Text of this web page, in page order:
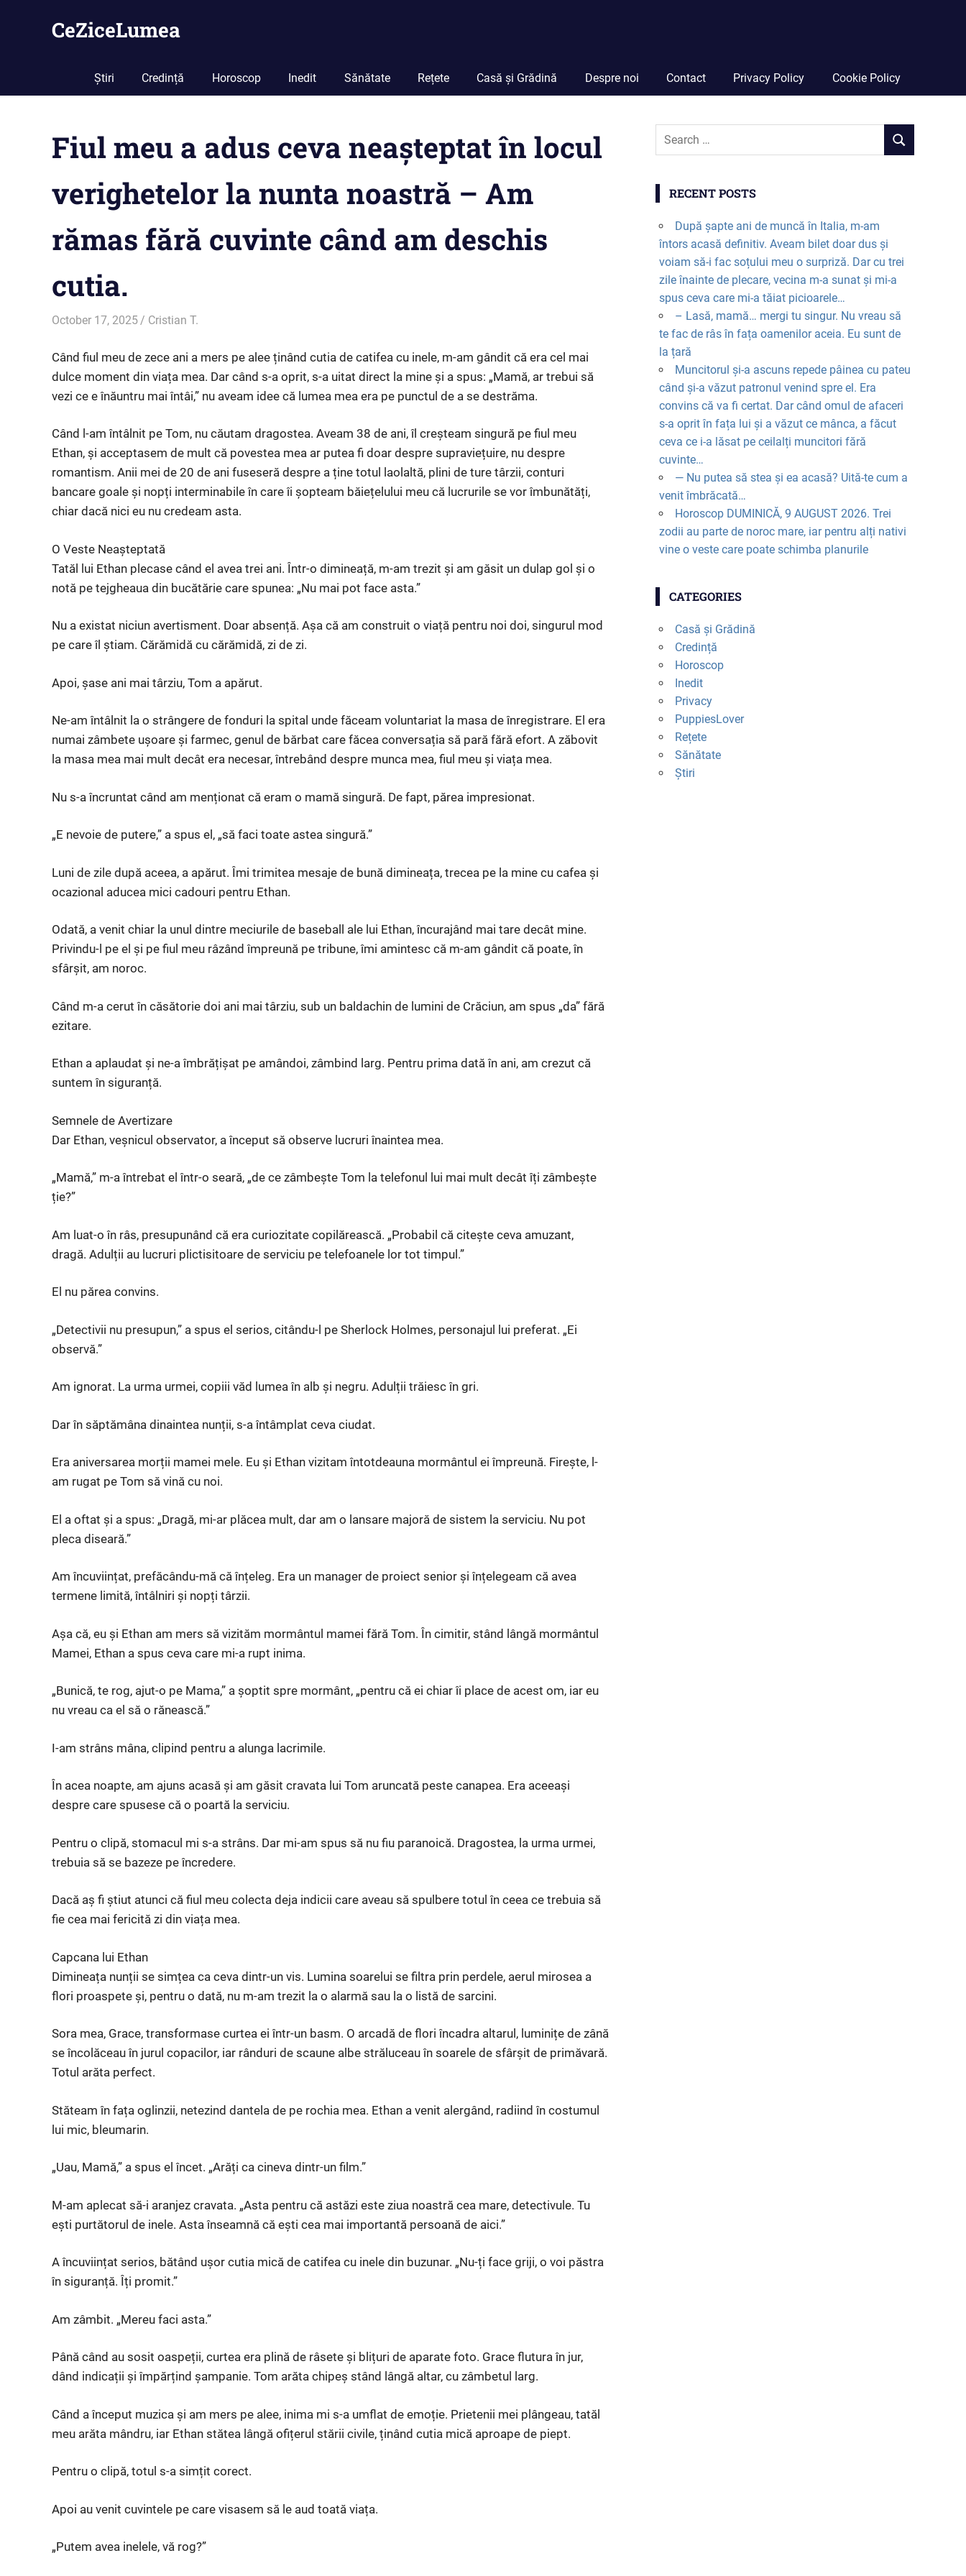
CeZiceLumea
Știri Credință Horoscop Inedit Sănătate Rețete Casă și Grădină Despre noi Contact Privacy Policy Cookie Policy
Fiul meu a adus ceva neașteptat în locul
verighetelor la nunta noastră – Am
rămas fără cuvinte când am deschis
cutia.
October 17, 2025 Cristian T.
Când fiul meu de zece ani a mers pe alee ținând cutia de catifea cu inele, m-am gândit că era cel mai
dulce moment din viața mea. Dar când s-a oprit, s-a uitat direct la mine și a spus: „Mamă, ar trebui să
vezi ce e înăuntru mai întâi,” nu aveam idee că lumea mea era pe punctul de a se destrăma.
Când l-am întâlnit pe Tom, nu căutam dragostea. Aveam 38 de ani, îl creșteam singură pe fiul meu
Ethan, și acceptasem de mult că povestea mea ar putea fi doar despre supraviețuire, nu despre
romantism. Anii mei de 20 de ani fuseseră despre a ține totul laolaltă, plini de ture târzii, conturi
bancare goale și nopți interminabile în care îi șopteam băiețelului meu că lucrurile se vor îmbunătăți,
chiar dacă nici eu nu credeam asta.
O Veste Neașteptată
Tatăl lui Ethan plecase când el avea trei ani. Într-o dimineață, m-am trezit și am găsit un dulap gol și o
notă pe tejgheaua din bucătărie care spunea: „Nu mai pot face asta.”
Nu a existat niciun avertisment. Doar absență. Așa că am construit o viață pentru noi doi, singurul mod
pe care îl știam. Cărămidă cu cărămidă, zi de zi.
Apoi, șase ani mai târziu, Tom a apărut.
Ne-am întâlnit la o strângere de fonduri la spital unde făceam voluntariat la masa de înregistrare. El era
numai zâmbete ușoare și farmec, genul de bărbat care făcea conversația să pară fără efort. A zăbovit
la masa mea mai mult decât era necesar, întrebând despre munca mea, fiul meu și viața mea.
Nu s-a încruntat când am menționat că eram o mamă singură. De fapt, părea impresionat.
„E nevoie de putere,” a spus el, „să faci toate astea singură.”
Luni de zile după aceea, a apărut. Îmi trimitea mesaje de bună dimineața, trecea pe la mine cu cafea și
ocazional aducea mici cadouri pentru Ethan.
Odată, a venit chiar la unul dintre meciurile de baseball ale lui Ethan, încurajând mai tare decât mine.
Privindu-l pe el și pe fiul meu râzând împreună pe tribune, îmi amintesc că m-am gândit că poate, în
sfârșit, am noroc.
Când m-a cerut în căsătorie doi ani mai târziu, sub un baldachin de lumini de Crăciun, am spus „da” fără
ezitare.
Ethan a aplaudat și ne-a îmbrățișat pe amândoi, zâmbind larg. Pentru prima dată în ani, am crezut că
suntem în siguranță.
Semnele de Avertizare
Dar Ethan, veșnicul observator, a început să observe lucruri înaintea mea.
„Mamă,” m-a întrebat el într-o seară, „de ce zâmbește Tom la telefonul lui mai mult decât îți zâmbește
ție?”
Am luat-o în râs, presupunând că era curiozitate copilărească. „Probabil că citește ceva amuzant,
dragă. Adulții au lucruri plictisitoare de serviciu pe telefoanele lor tot timpul.”
El nu părea convins.
„Detectivii nu presupun,” a spus el serios, citându-l pe Sherlock Holmes, personajul lui preferat. „Ei
observă.”
Am ignorat. La urma urmei, copiii văd lumea în alb și negru. Adulții trăiesc în gri.
Dar în săptămâna dinaintea nunții, s-a întâmplat ceva ciudat.
Era aniversarea morții mamei mele. Eu și Ethan vizitam întotdeauna mormântul ei împreună. Firește, l-
am rugat pe Tom să vină cu noi.
El a oftat și a spus: „Dragă, mi-ar plăcea mult, dar am o lansare majoră de sistem la serviciu. Nu pot
pleca diseară.”
Am încuviințat, prefăcându-mă că înțeleg. Era un manager de proiect senior și înțelegeam că avea
termene limită, întâlniri și nopți târzii.
Așa că, eu și Ethan am mers să vizităm mormântul mamei fără Tom. În cimitir, stând lângă mormântul
Mamei, Ethan a spus ceva care mi-a rupt inima.
„Bunică, te rog, ajut-o pe Mama,” a șoptit spre mormânt, „pentru că ei chiar îi place de acest om, iar eu
nu vreau ca el să o rănească.”
I-am strâns mâna, clipind pentru a alunga lacrimile.
În acea noapte, am ajuns acasă și am găsit cravata lui Tom aruncată peste canapea. Era aceeași
despre care spusese că o poartă la serviciu.
Pentru o clipă, stomacul mi s-a strâns. Dar mi-am spus să nu fiu paranoică. Dragostea, la urma urmei,
trebuia să se bazeze pe încredere.
Dacă aș fi știut atunci că fiul meu colecta deja indicii care aveau să spulbere totul în ceea ce trebuia să
fie cea mai fericită zi din viața mea.
Capcana lui Ethan
Dimineața nunții se simțea ca ceva dintr-un vis. Lumina soarelui se filtra prin perdele, aerul mirosea a
flori proaspete și, pentru o dată, nu m-am trezit la o alarmă sau la o listă de sarcini.
Sora mea, Grace, transformase curtea ei într-un basm. O arcadă de flori încadra altarul, luminițe de zână
se încolăceau în jurul copacilor, iar rânduri de scaune albe străluceau în soarele de sfârșit de primăvară.
Totul arăta perfect.
Stăteam în fața oglinzii, netezind dantela de pe rochia mea. Ethan a venit alergând, radiind în costumul
lui mic, bleumarin.
„Uau, Mamă,” a spus el încet. „Arăți ca cineva dintr-un film.”
M-am aplecat să-i aranjez cravata. „Asta pentru că astăzi este ziua noastră cea mare, detectivule. Tu
ești purtătorul de inele. Asta înseamnă că ești cea mai importantă persoană de aici.”
A încuviințat serios, bătând ușor cutia mică de catifea cu inele din buzunar. „Nu-ți face griji, o voi păstra
în siguranță. Îți promit.”
Am zâmbit. „Mereu faci asta.”
Până când au sosit oaspeții, curtea era plină de râsete și blițuri de aparate foto. Grace flutura în jur,
dând indicații și împărțind șampanie. Tom arăta chipeș stând lângă altar, cu zâmbetul larg.
Când a început muzica și am mers pe alee, inima mi s-a umflat de emoție. Prietenii mei plângeau, tatăl
meu arăta mândru, iar Ethan stătea lângă ofițerul stării civile, ținând cutia mică aproape de piept.
Pentru o clipă, totul s-a simțit corect.
Apoi au venit cuvintele pe care visasem să le aud toată viața.
„Putem avea inelele, vă rog?”
RECENT POSTS
După șapte ani de muncă în Italia, m-am
întors acasă definitiv. Aveam bilet doar dus și
voiam să-i fac soțului meu o surpriză. Dar cu trei
zile înainte de plecare, vecina m-a sunat și mi-a
spus ceva care mi-a tăiat picioarele…
– Lasă, mamă… mergi tu singur. Nu vreau să
te fac de râs în fața oamenilor aceia. Eu sunt de
la țară
Muncitorul și-a ascuns repede pâinea cu pateu
când și-a văzut patronul venind spre el. Era
convins că va fi certat. Dar când omul de afaceri
s-a oprit în fața lui și a văzut ce mânca, a făcut
ceva ce i-a lăsat pe ceilalți muncitori fără
cuvinte…
— Nu putea să stea și ea acasă? Uită-te cum a
venit îmbrăcată…
Horoscop DUMINICĂ, 9 AUGUST 2026. Trei
zodii au parte de noroc mare, iar pentru alți nativi
vine o veste care poate schimba planurile
CATEGORIES
Casă și Grădină
Credință
Horoscop
Inedit
Privacy
PuppiesLover
Rețete
Sănătate
Știri